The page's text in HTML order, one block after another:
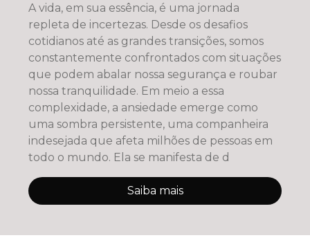
A vida, em sua essência, é uma jornada
repleta de incertezas. Desde os desafios
cotidianos até as grandes transições, somos
constantemente confrontados com situações
que podem abalar nossa segurança e roubar
nossa tranquilidade. Em meio a essa
complexidade, a ansiedade emerge como
uma sombra persistente, uma companheira
indesejada que afeta milhões de pessoas em
todo o mundo. Ela se manifesta de d
Saiba mais